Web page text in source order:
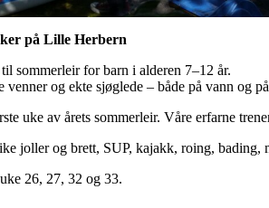
på Lille Herbern
sommerleir for barn i alderen 7–12 år.
og ekte sjøglede – både på vann og
uke av årets sommerleir. Våre erfarne
joller og brett, SUP, kajakk, roing, bading,
26, 27, 32 og 33.